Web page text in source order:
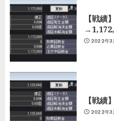
【戦
2022年3
【戦
2022年3